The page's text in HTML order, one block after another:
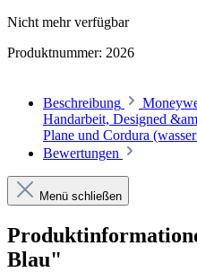
Nicht mehr verfügbar
Produktnummer: 2026
Beschreibung
Handarbeit, Designed
Plane und Cordura
Bewertungen
Menü schließen
Blau"